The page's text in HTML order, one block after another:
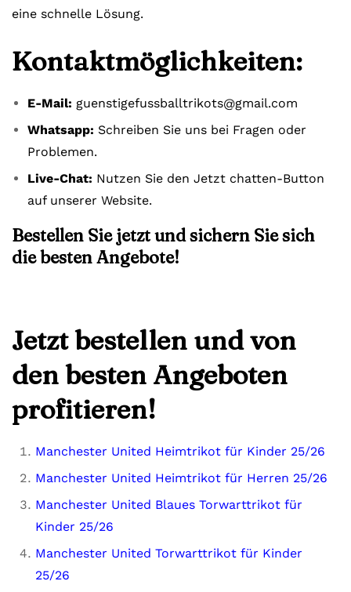
eine schnelle Lösung.
Kontaktmöglichkeiten:
E-Mail: guenstigefussballtrikots@gmail.com
Whatsapp: Schreiben Sie uns bei Fragen oder
Problemen.
Live-Chat: Nutzen Sie den Jetzt chatten-Button
auf unserer Website.
Bestellen Sie jetzt und sichern Sie sich
die besten Angebote!
Jetzt bestellen und von
den besten Angeboten
profitieren!
Manchester United Heimtrikot für Kinder 25/26
Manchester United Heimtrikot für Herren 25/26
Manchester United Blaues Torwarttrikot für
Kinder 25/26
Manchester United Torwarttrikot für Kinder
25/26